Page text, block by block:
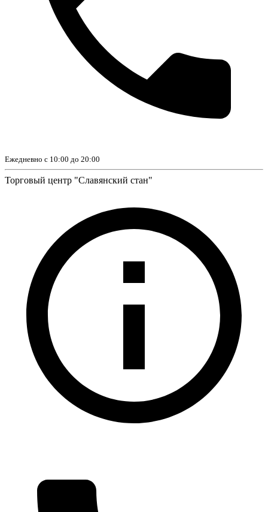
Ежедневно с 10:00 до 20:00
Торговый центр "Славянский стан"